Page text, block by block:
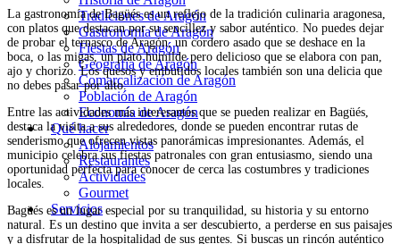
Tradiciones de Aragón
Gastronomía de Aragón
Fiestas de Aragón
Geografía de Aragón
Comarcalización de Aragón
Población de Aragón
Economía de Aragón
Qué hacer
Alojamientos
Restaurantes
Actividades
Gourmet
Servicios
La gastronomía de Bagüés es un reflejo de la tradición culinaria aragonesa,
con platos que destacan por su sencillez y sabor auténtico. No puedes dejar
de probar el ternasco de Aragón, un cordero asado que se deshace en la
boca, o las migas, un plato humilde pero delicioso que se elabora con pan,
ajo y chorizo. Los quesos y embutidos locales también son una delicia que
no debes pasar por alto.
Entre las actividades más interesantes que se pueden realizar en Bagüés,
destaca la visita a sus alrededores, donde se pueden encontrar rutas de
senderismo que ofrecen vistas panorámicas impresionantes. Además, el
municipio celebra sus fiestas patronales con gran entusiasmo, siendo una
oportunidad perfecta para conocer de cerca las costumbres y tradiciones
locales.
Bagüés es un lugar especial por su tranquilidad, su historia y su entorno
natural. Es un destino que invita a ser descubierto, a perderse en sus paisajes
y a disfrutar de la hospitalidad de sus gentes. Si buscas un rincón auténtico